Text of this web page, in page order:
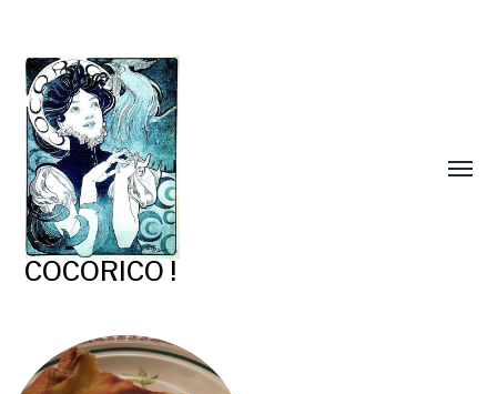
COCORICO !